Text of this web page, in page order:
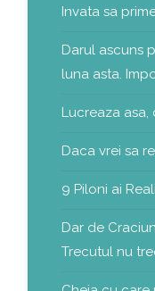
Invata sa
Darul ascuns
luna asta.
Lucreaza asa,
Daca vrei sa
9 Piloni ai
Dar de
Trecutul nu